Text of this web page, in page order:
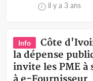
il y a 3 ans
Info
Côte
la dépense
invite les PME